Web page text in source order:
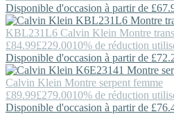
Disponible d'occasion à partir de
KBL231L6 Calvin Klein Montre
£84.99£229.0010% de réduction
Disponible d'occasion à partir de
Calvin Klein Montre serpent femme
£89.99£279.0010% de réduction
Disponible d'occasion à partir de